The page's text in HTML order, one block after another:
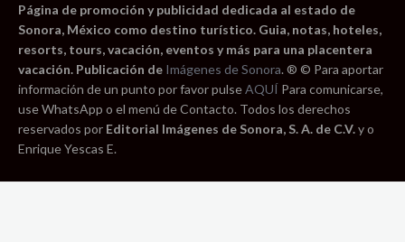
Página de promoción y publicidad dedicada al estado de
Sonora, México como destino turístico. Guia, notas, hoteles,
resorts, tours, vacación, eventos y más para una placentera
vacación. Publicación de Imágenes de Sonora. ® © Para aportar
información de un punto por favor pulseAQUÍ Para comunicarse,
use WhatsApp o el menú de Contacto. Todos los derechos
reservados por Editorial Imágenes de Sonora, S. A. de C.V.y o
Enrique Yescas E.